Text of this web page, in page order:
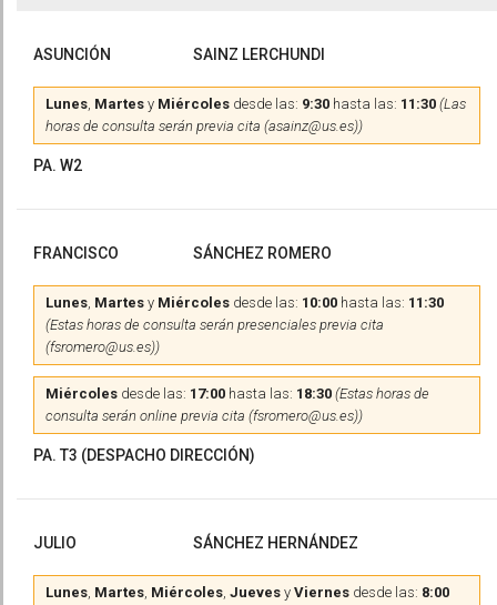
ASUNCIÓN SAINZ LERCHUNDI
Lunes, Martes y Miércoles desde las: 9:30 hasta las: 11:30 (Las
horas de consulta serán previa cita (asainz@us.es))
PA. W2
FRANCISCO SÁNCHEZ ROMERO
Lunes, Martes y Miércoles desde las: 10:00 hasta las: 11:30
(Estas horas de consulta serán presenciales previa cita
(fsromero@us.es))
Miércoles desde las: 17:00 hasta las: 18:30 (Estas horas de
consulta serán online previa cita (fsromero@us.es))
PA. T3 (DESPACHO DIRECCIÓN)
JULIO SÁNCHEZ HERNÁNDEZ
Lunes, Martes, Miércoles, Jueves y Viernes desde las: 8:00